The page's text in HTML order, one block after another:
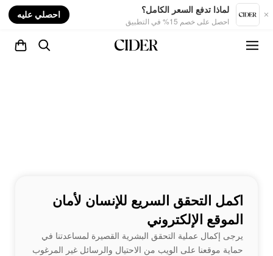
لماذا تدفع السعر الكامل؟
احصل على خصم 15% في التطبيق
احصلي عليه
اكمل التحقق السريع للإنسان لأمان
الموقع الإلكتروني
يرجى إكمال عملية التحقق البشرية القصيرة لمساعدتنا في
حماية موقعنا على الويب من الاحتيال والرسائل غير المرغوب